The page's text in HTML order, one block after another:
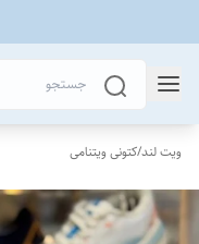
ویت لند/کتونی ویتنامی